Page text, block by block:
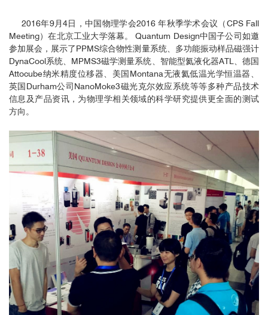
2016年9月4日，中国物理学会2016 年秋季学术会议（CPS Fall
Meeting）在北京工业大学落幕。 Quantum Design中国子公司如邀
参加展会，展示了PPMS综合物性测量系统、多功能振动样品磁强计
DynaCool系统、MPMS3磁学测量系统、智能型氦液化器ATL、德国
Attocube纳米精度位移器、美国Montana无液氦低温光学恒温器、
英国Durham公司NanoMoke3磁光克尔效应系统等等多种产品技术
信息及产品资讯，为物理学相关领域的科学研究提供更全面的测试
方向。